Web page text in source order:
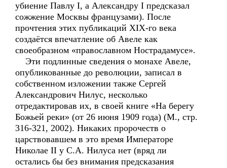
убиение Павлу I, а Александру I предсказал
сожжение Москвы французами). После
прочтения этих публикаций XIX-го века
создаётся впечатление об Авеле как
своеобразном «православном Нострадамусе».
Эти подлинные сведения о монахе Авеле,
опубликованные до революции, записал в
собственном изложении также Сергей
Александрович Нилус, несколько
отредактировав их, в своей книге «На берегу
Божьей реки» (от 26 июня 1909 года) (М., стр.
316-321, 2002). Никаких пророчеств о
царствовавшем в это время Императоре
Николае II у С.А. Нилуса нет (вряд ли
остались бы без внимания предсказания